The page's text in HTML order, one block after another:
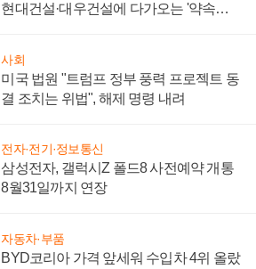
현대건설·대우건설에 다가오는 '약속의
사회
미국 법원 "트럼프 정부 풍력 프로젝트 동
결 조치는 위법", 해제 명령 내려
전자·전기·정보통신
삼성전자, 갤럭시Z 폴드8 사전예약 개통
8월31일까지 연장
자동차·부품
BYD코리아 가격 앞세워 수입차 4위 올랐